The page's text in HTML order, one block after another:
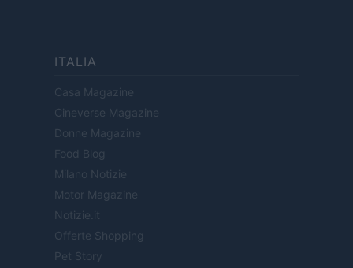
ITALIA
Casa Magazine
Cineverse Magazine
Donne Magazine
Food Blog
Milano Notizie
Motor Magazine
Notizie.it
Offerte Shopping
Pet Story